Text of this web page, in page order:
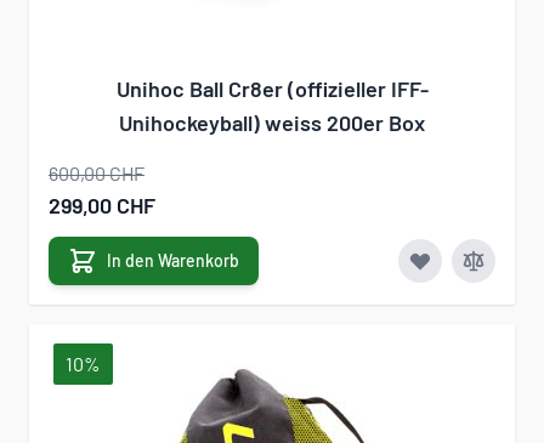
Unihoc Ball Cr8er (offizieller IFF-
Unihockeyball) weiss 200er Box
600,00 CHF
Sonderangebot
299,00 CHF
In den Warenkorb
10%